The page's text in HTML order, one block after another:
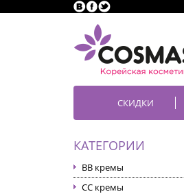
СКИДКИ
КАТЕГОРИИ
BB кремы
CC кремы